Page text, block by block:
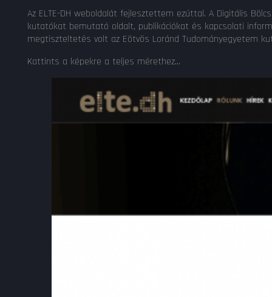
Az ELTE-DH weboldalát fejlesztettem ezúttal. A Digitális
kutatókat bemutató oldalt, publikációkat és kapcsolati
megtiszteltetés volt az Eötvös Loránd Tudományegyetem
Kattints a képekre a teljes mérethez...